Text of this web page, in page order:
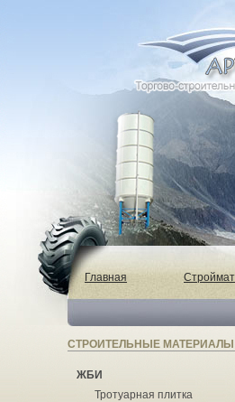
Главная
СТРОИТЕЛЬНЫЕ МАТЕРИАЛЫ
ЖБИ
Тротуарная плитка